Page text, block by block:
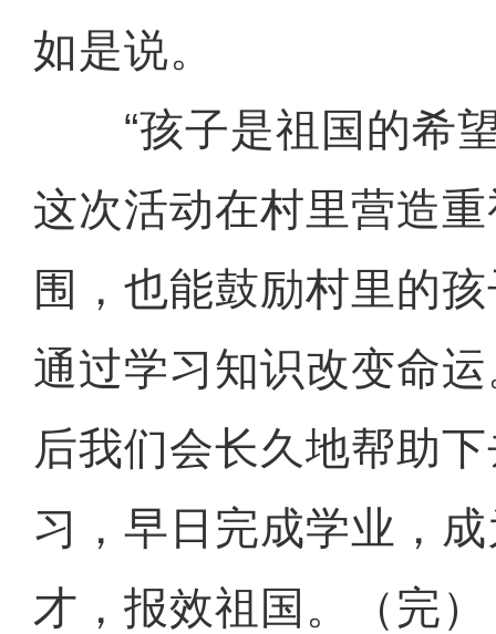
如是说。
“孩子是祖国的希望
这次活动在村里营造
围，也能鼓励村里的
通过学习知识改变命
后我们会长久地帮助
习，早日完成学业，
才，报效祖国。（完）